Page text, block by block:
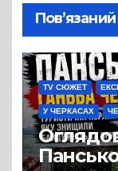
TV СЮЖЕТ
У ЧЕРКАСАХ